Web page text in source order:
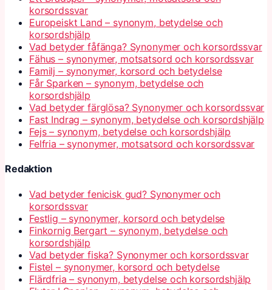
korsordssvar
Europeiskt Land – synonym, betydelse och
korsordshjälp
Vad betyder fåfänga? Synonymer och korsordssvar
Fähus – synonymer, motsatsord och korsordssvar
Familj – synonymer, korsord och betydelse
Får Sparken – synonym, betydelse och
korsordshjälp
Vad betyder färglösa? Synonymer och korsordssvar
Fast Indrag – synonym, betydelse och korsordshjälp
Fejs – synonym, betydelse och korsordshjälp
Felfria – synonymer, motsatsord och korsordssvar
Redaktion
Vad betyder fenicisk gud? Synonymer och
korsordssvar
Festlig – synonymer, korsord och betydelse
Finkornig Bergart – synonym, betydelse och
korsordshjälp
Vad betyder fiska? Synonymer och korsordssvar
Fistel – synonymer, korsord och betydelse
Flärdfria – synonym, betydelse och korsordshjälp